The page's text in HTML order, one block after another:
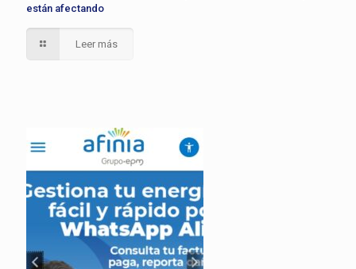
están afectando
Leer más